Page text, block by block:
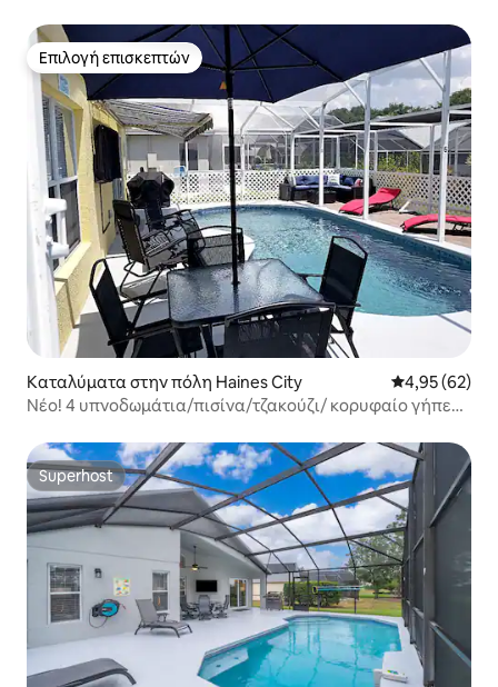
Επιλογή επισκεπτών
Επιλογή επισκεπτών
Καταλύματα στην πόλη Haines City Μέση
4,95 (62)
Νέο! 4 υπνοδωμάτια/πισίνα/τζακούζι/ κορυφαίο γήπεδο
Superhost
Superhost